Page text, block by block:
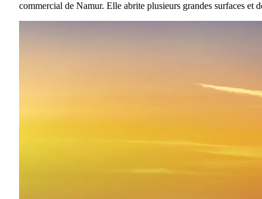
commercial de Namur. Elle abrite plusieurs grandes surfaces et